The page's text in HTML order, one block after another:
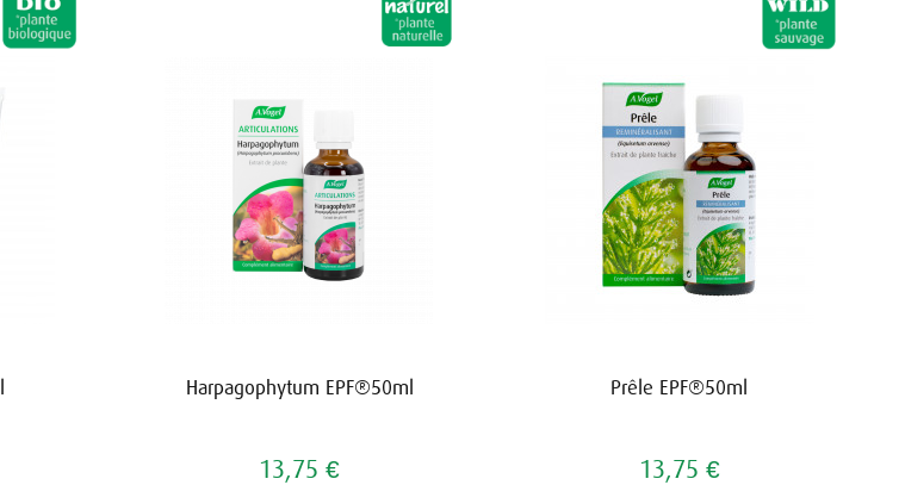
Harpagophytum EPF®50ml
13,75 €
Prêle EPF®50ml
13,75 €